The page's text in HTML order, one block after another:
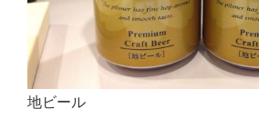
地ビール